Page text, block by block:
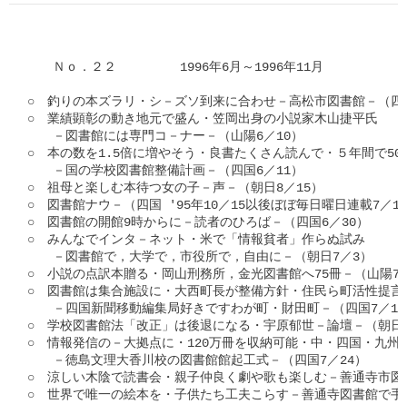
Ｎｏ．２２　　　　　1996年6月～1996年11月
○　釣りの本ズラリ・シ－ズソ到来に合わせ－高松市図書館－（
○　業績顕彰の動き地元で盛ん・笠岡出身の小説家木山捷平氏
－図書館には専門コ－ナー－（山陽6／10）
○　本の数を1.5倍に増やそう・良書たくさん読んで・５年間で
－国の学校図書館整備計画－（四国6／11）
○　祖母と楽しむ本待つ女の子－声－（朝
○　図書館ナウ－（四国 '95年10／15以後ぼぼ毎日曜日連
○　図書館の開館9時からに－読者のひろば－（四国6／30）
○　みんなでインタ－ネット・米で「情報貧者」作らぬ試み
－図書館で，大学で，市役所で，自由に－（朝日7／3）
○　小説の点訳本贈る・岡山刑務所，金光図書館へ75冊－（山陽7
○　図書館は集合施設に・大西町長が整備方針・住民ら町活性提言
－四国新聞移動編集局好きですわが町・財田町－（四国7／17
○　学校図書館法「改正」は後退になる・宇原郁世－論壇－（朝
○　情報発信の－大拠点に・120万冊を収納可能・中・四国・九州
－徳島文理大香川校の図書館館起工式－（四国7／24）
○　涼しい木陰で読書会・親子仲良く劇や歌も楽しむ－善通寺市
○　世界で唯一の絵本を・子供たち工夫こらす－善通寺図書館で